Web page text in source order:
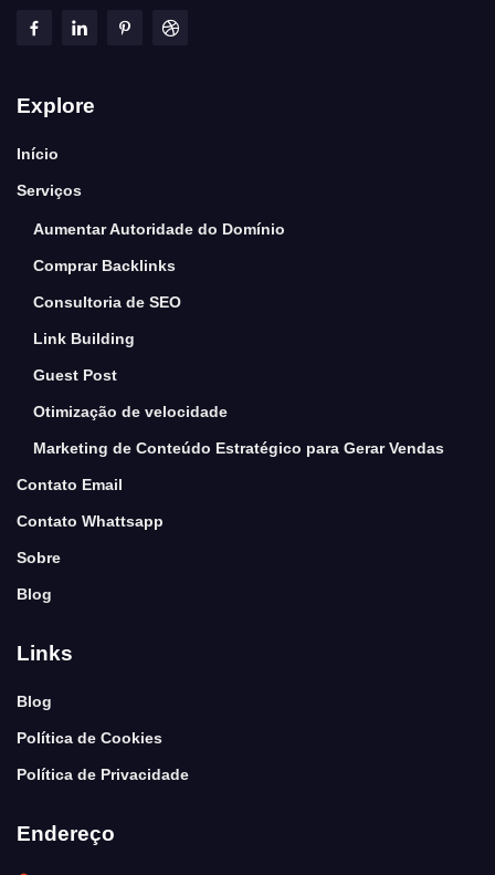
Explore
Início
Serviços
Aumentar Autoridade do Domínio
Comprar Backlinks
Consultoria de SEO
Link Building
Guest Post
Otimização de velocidade
Marketing de Conteúdo Estratégico para Gerar Vendas
Contato Email
Contato Whattsapp
Sobre
Blog
Links
Blog
Política de Cookies
Política de Privacidade
Endereço